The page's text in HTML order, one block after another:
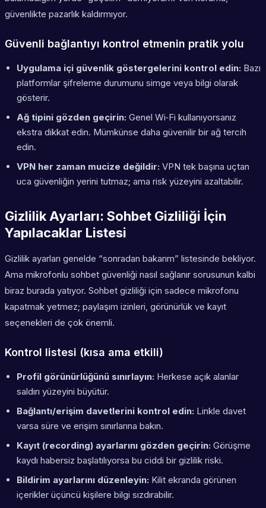
güvenlikte pazarlık kaldırmıyor.
Güvenli bağlantıyı kontrol etmenin pratik yolu
Uygulama içi güvenlik göstergelerini kontrol edin: Bazı
platformlar şifreleme durumunu simge veya bilgi olarak
gösterir.
Ağ tipini gözden geçirin: Genel Wi‑Fi kullanıyorsanız
ekstra dikkat edin. Mümkünse daha güvenilir bir ağ tercih
edin.
VPN her zaman mucize değildir: VPN tek başına uçtan
uca güvenliğin yerini tutmaz; ama risk yüzeyini azaltabilir.
Gizlilik Ayarları: Sohbet Gizliliği İçin
Yapılacaklar Listesi
Gizlilik ayarları genelde “sonradan bakarım” listesinde bekliyor.
Ama mikrofonlu sohbet güvenliği nasıl sağlanır sorusunun kalbi
biraz burada yatıyor. Sohbet gizliliği için sadece mikrofonu
kapatmak yetmez; paylaşım izinleri, görünürlük ve kayıt
seçenekleri de çok önemli.
Kontrol listesi (kısa ama etkili)
Profil görünürlüğünü sınırlayın: Herkese açık alanlar
saldırı yüzeyini büyütür.
Bağlantı/erişim davetlerini kontrol edin: Linkle davet
varsa süre ve erişim sınırlarına bakın.
Kayıt (recording) ayarlarını gözden geçirin: Görüşme
kaydı habersiz başlatılıyorsa bu ciddi bir gizlilik riski.
Bildirim ayarlarını düzenleyin: Kilit ekranda görünen
içerikler üçüncü kişilere bilgi sızdırabilir.